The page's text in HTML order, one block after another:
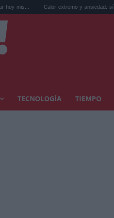
Calor extremo y ansiedad: síntomas idénticos
TECNOLOGÍA TIEMPO